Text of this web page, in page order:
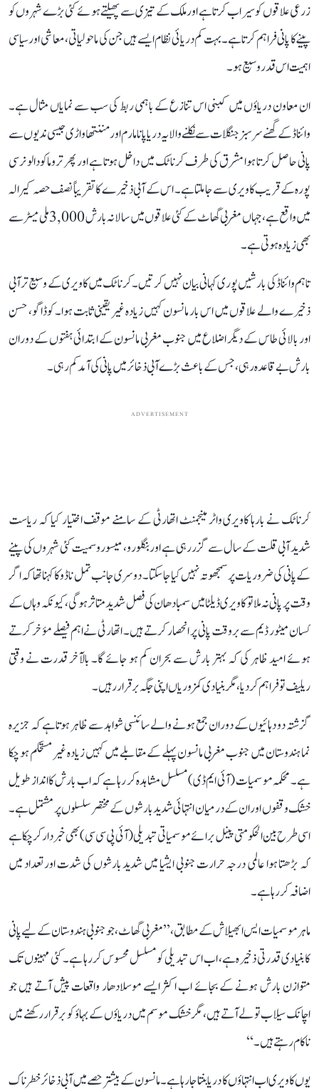
زرعی علاقوں کو سیراب کرتا ہے اور ملک کے تیزی سے پھیلتے ہوئے کئی بڑے شہروں کو
پینے کا پانی فراہم کرتا ہے۔ بہت کم دریائی نظام ایسے ہیں جن کی ماحولیاتی، معاشی اور سیاسی
اہمیت اس قدر وسیع ہو۔
ان معاون دریاؤں میں کبنی اس تنازع کے باہمی ربط کی سب سے نمایاں مثال ہے۔
وائناڈ کے گھنے سرسبز جنگلات سے نکلنے والا یہ دریا پانامارم اور مننتھاواڑی جیسی ندیوں سے
پانی حاصل کرتا ہوا مشرق کی طرف کرناٹک میں داخل ہوتا ہے اور پھر تروماکودالو نرسی
پورہ کے قریب کاویری سے جا ملتا ہے۔ اس کے آبی ذخیرے کا تقریباً نصف حصہ کیرالہ
میں واقع ہے، جہاں مغربی گھاٹ کے کئی علاقوں میں سالانہ بارش 3,000 ملی میٹر سے
بھی زیادہ ہوتی ہے۔
تاہم وائناڈ کی بارشیں پوری کہانی بیان نہیں کرتیں۔ کرناٹک میں کاویری کے وسیع تر آبی
ذخیرے والے علاقوں میں اس بار مانسون کہیں زیادہ غیر یقینی ثابت ہوا۔ کوڈاگو، حسن
اور بالائی طاس کے دیگر اضلاع میں جنوب مغربی مانسون کے ابتدائی ہفتوں کے دوران
بارش بے قاعدہ رہی، جس کے باعث بڑے آبی ذخائر میں پانی کی آمد کم رہی۔
ADVERTISEMENT
کرناٹک نے بارہا کاویری واٹر مینجمنٹ اتھارٹی کے سامنے موقف اختیار کیا کہ ریاست
شدید آبی قلت کے سال سے گزر رہی ہے اور بنگلورو، میسورو سمیت کئی شہروں کی پینے
کے پانی کی ضروریات پر سمجھوتہ نہیں کیا جا سکتا۔ دوسری جانب تمل ناڈو کا کہنا تھا کہ اگر
وقت پر پانی نہ ملا تو کاویری ڈیلٹا میں سمبا دھان کی فصل شدید متاثر ہوگی، کیونکہ وہاں کے
کسان میٹور ڈیم سے بروقت پانی پر انحصار کرتے ہیں۔ اتھارٹی نے اہم فیصلے مؤخر کرتے
ہوئے امید ظاہر کی کہ بہتر بارش سے بحران کم ہو جائے گا۔ بالآخر قدرت نے وقتی
ریلیف تو فراہم کر دیا، مگر بنیادی کمزوریاں اپنی جگہ برقرار رہیں۔
گزشتہ دو دہائیوں کے دوران جمع ہونے والے سائنسی شواہد سے ظاہر ہوتا ہے کہ جزیرہ
نما ہندوستان میں جنوب مغربی مانسون پہلے کے مقابلے میں کہیں زیادہ غیر مستحکم ہو چکا
ہے۔ محکمہ موسمیات (آئی ایم ڈی) مسلسل مشاہدہ کر رہا ہے کہ اب بارش کا انداز طویل
خشک وقفوں اور ان کے درمیان انتہائی شدید بارشوں کے مختصر سلسلوں پر مشتمل ہے۔
اسی طرح بین الحکومتی پینل برائے موسمیاتی تبدیلی (آئی پی سی سی) بھی خبردار کر چکا ہے
کہ بڑھتا ہوا عالمی درجہ حرارت جنوبی ایشیا میں شدید بارشوں کی شدت اور تعداد میں
اضافہ کر رہا ہے۔
ماہر موسمیات ایس ابھیلاش کے مطابق، ’’مغربی گھاٹ، جو جنوبی ہندوستان کے لیے پانی
کا بنیادی قدرتی ذخیرہ ہے، اب اس تبدیلی کو مسلسل محسوس کر رہا ہے۔ کئی مہینوں تک
متوازن بارش ہونے کے بجائے اب اکثر ایسے موسلادھار واقعات پیش آتے ہیں جو
اچانک سیلاب تو لے آتے ہیں، مگر خشک موسم میں دریاؤں کے بہاؤ کو برقرار رکھنے میں
ناکام رہتے ہیں۔‘‘
یوں کاویری اب انتہاؤں کا دریا بنتا جا رہا ہے۔ مانسون کے بیشتر حصے میں آبی ذخائر خطرناک